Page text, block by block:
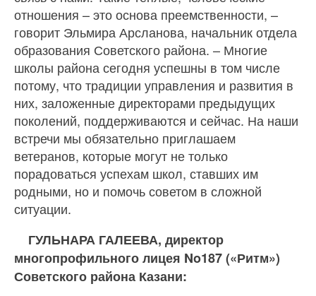
отношения – это основа преемственности, –
говорит Эльмира Арсланова, начальник отдела
образования Советского района. – Многие
школы района сегодня успешны в том числе
потому, что традиции управления и развития в
них, заложенные директорами предыдущих
поколений, поддерживаются и сейчас. На наши
встречи мы обязательно приглашаем
ветеранов, которые могут не только
порадоваться успехам школ, ставших им
родными, но и помочь советом в сложной
ситуации.
ГУЛЬНАРА ГАЛЕЕВА, директор
многопрофильного лицея No187 («Ритм»)
Советского района Казани: